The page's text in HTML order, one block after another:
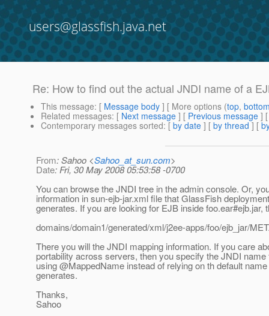
users@glassfish.java.net
Re: How to find out the actual JNDI name of a
This message: [ Message body ] [ More options (top,
Related messages: [ Next message ] [ Previous message ]
Contemporary messages sorted: [ by date ] [ by thread ] [
From: Sahoo <Sahoo_at_sun.com>
Date: Fri, 30 May 2008 05:53:58 -0700
You can browse the JNDI tree in the admin console. Or,
information in sun-ejb-jar.xml file that GlassFish
generates. If you are looking for EJB inside foo.ear#ejb.jar,
domains/domain1/generated/xml/j2ee-apps/foo/ejb_jar/
There you will the JNDI mapping information. If you care
portability across servers, then you specify the JNDI name
using @MappedName instead of relying on th default
generates.
Thanks,
Sahoo